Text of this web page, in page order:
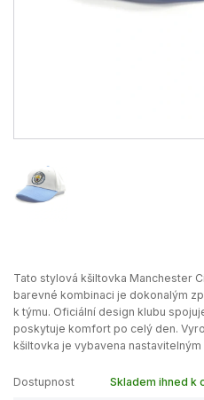
Tato stylová kšiltovka Manchester
barevné kombinaci je dokonalým
k týmu. Oficiální design klubu
poskytuje komfort po celý den.
kšiltovka je vybavena nastavitelným
Dostupnost Skladem ihned k